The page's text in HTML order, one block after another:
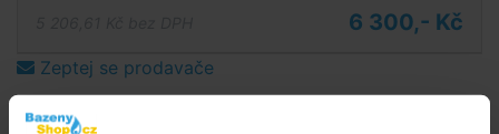
6 300,- Kč
Zeptej se prodavače
Podrobný popis